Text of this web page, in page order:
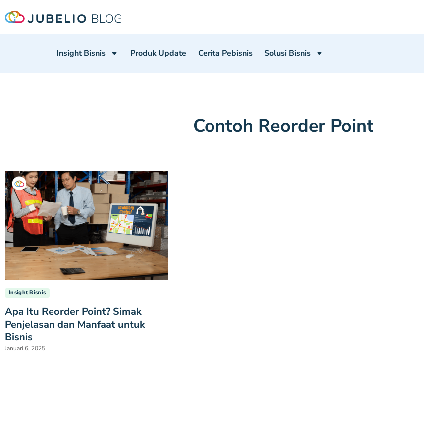
Insight Bisnis Produk Update Cerita Pebisnis Solusi Bisnis
Contoh Reorder Point
Insight Bisnis
Apa Itu Reorder Point? Simak
Penjelasan dan Manfaat untuk
Bisnis
Januari 6, 2025